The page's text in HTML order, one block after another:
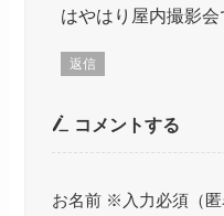
はやはり屋内撮影
返信
コメントする
お名前 ※入力必須（